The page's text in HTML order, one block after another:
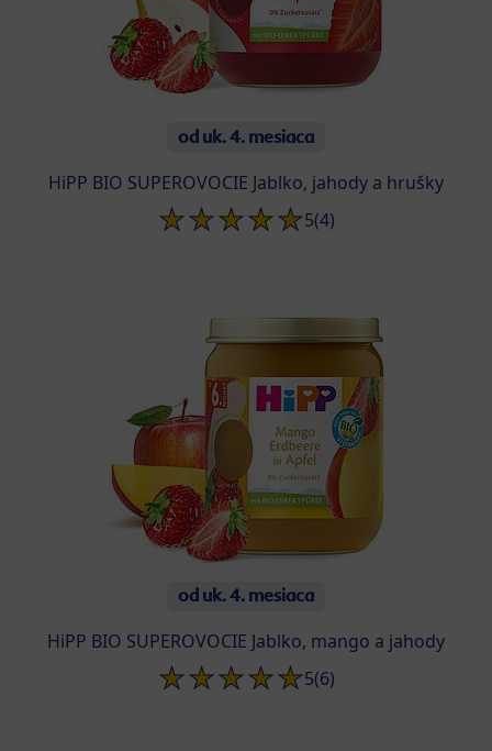
od uk. 4. mesiaca
HiPP BIO SUPEROVOCIE Jablko, jahody a hrušky
5(4)
od uk. 4. mesiaca
HiPP BIO SUPEROVOCIE Jablko, mango a jahody
5(6)